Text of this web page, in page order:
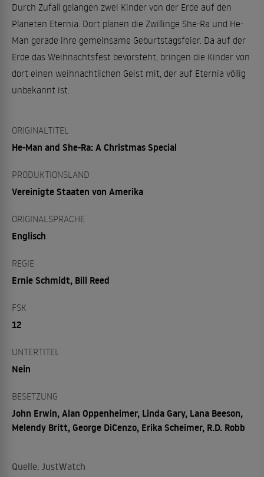
Durch Zufall gelangen zwei Kinder von der Erde auf den
Planeten Eternia. Dort planen die Zwillinge She-Ra und He-
Man gerade ihre gemeinsame Geburtstagsfeier. Da auf der
Erde das Weihnachtsfest bevorsteht, bringen die Kinder von
dort einen weihnachtlichen Geist mit, der auf Eternia völlig
unbekannt ist.
ORIGINALTITEL
He-Man and She-Ra: A Christmas Special
PRODUKTIONSLAND
Vereinigte Staaten von Amerika
ORIGINALSPRACHE
Englisch
REGIE
Ernie Schmidt, Bill Reed
FSK
12
UNTERTITEL
Nein
BESETZUNG
John Erwin, Alan Oppenheimer, Linda Gary, Lana Beeson,
Melendy Britt, George DiCenzo, Erika Scheimer, R.D. Robb
Quelle: JustWatch